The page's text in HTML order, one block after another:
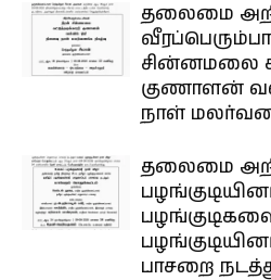
தலைமை
சின்னமலை
குணாளன்
நாள்
தலைமை
பாசறை